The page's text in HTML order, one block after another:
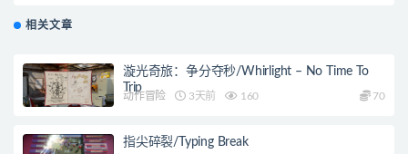
相关文章
漩光奇旅：争分夺秒/Whirlight – No Time To
Trip
动作冒险 3天前 160 70
指尖碎裂/Typing Break